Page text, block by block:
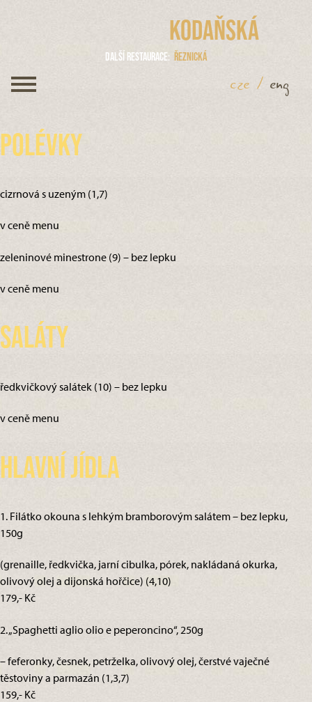
Kodaňská
Další restaurace Řeznická
cze / eng
Polévky
cizrnová s uzeným (1,7)
v ceně menu
zeleninové minestrone (9) – bez lepku
v ceně menu
Saláty
ředkvičkový salátek (10) – bez lepku
v ceně menu
Hlavní jídla
1. Filátko okouna s lehkým bramborovým salátem – bez lepku,
150g
(grenaille, ředkvička, jarní cibulka, pórek, nakládaná okurka,
olivový olej a dijonská hořčice) (4,10)
179,- Kč
2. „Spaghetti aglio olio e peperoncino“, 250g
– feferonky, česnek, petrželka, olivový olej, čerstvé vaječné
těstoviny a parmazán (1,3,7)
159,- Kč